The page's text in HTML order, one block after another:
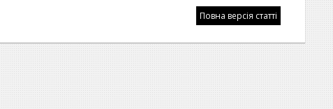
Повна версія статті